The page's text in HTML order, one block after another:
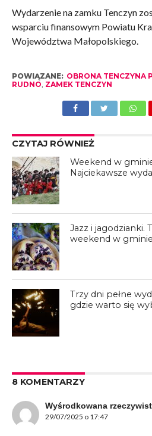
Wydarzenie na zamku Tenczyn
wsparciu finansowym Powiatu
Województwa Małopolskiego.
POWIĄZANE: OBRONA TENCZYNA
RUDNO, ZAMEK TENCZYN
CZYTAJ RÓWNIEŻ
Weekend w
Najciekawsze
Jazz i jagodzianki.
weekend w
Trzy dni pełne
gdzie warto się
8 KOMENTARZY
Wyśrodkowana
29/07/2025 o 17:47